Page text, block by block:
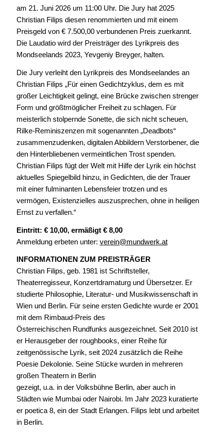
am 21. Juni 2026 um 11:00 Uhr. Die Jury hat 2025
Christian Filips diesen renommierten und mit einem
Preisgeld von € 7.500,00 verbundenen Preis zuerkannt.
Die Laudatio wird der Preisträger des Lyrikpreis des
Mondseelands 2023, Yevgeniy Breyger, halten.
Die Jury verleiht den Lyrikpreis des Mondseelandes an
Christian Filips „Für einen Gedichtzyklus, dem es mit
großer Leichtigkeit gelingt, eine Brücke zwischen strenger
Form und größtmöglicher Freiheit zu schlagen. Für
meisterlich stolpernde Sonette, die sich nicht scheuen,
Rilke-Reminiszenzen mit sogenannten „Deadbots“
zusammenzudenken, digitalen Abbildern Verstorbener, die
den Hinterbliebenen vermeintlichen Trost spenden.
Christian Filips fügt der Welt mit Hilfe der Lyrik ein höchst
aktuelles Spiegelbild hinzu, in Gedichten, die der Trauer
mit einer fulminanten Lebensfeier trotzen und es
vermögen, Existenzielles auszusprechen, ohne in heiligen
Ernst zu verfallen.“
Eintritt: € 10,00, ermäßigt € 8,00
Anmeldung erbeten unter: verein@mundwerk.at
INFORMATIONEN ZUM PREISTRÄGER
Christian Filips, geb. 1981 ist Schriftsteller,
Theaterregisseur, Konzertdramaturg und Übersetzer. Er
studierte Philosophie, Literatur- und Musikwissenschaft in
Wien und Berlin. Für seine ersten Gedichte wurde er 2001
mit dem Rimbaud-Preis des
Österreichischen Rundfunks ausgezeichnet. Seit 2010 ist
er Herausgeber der roughbooks, einer Reihe für
zeitgenössische Lyrik, seit 2024 zusätzlich die Reihe
Poesie Dekolonie. Seine Stücke wurden in mehreren
großen Theatern in Berlin
gezeigt, u.a. in der Volksbühne Berlin, aber auch in
Städten wie Mumbai oder Nairobi. Im Jahr 2023 kuratierte
er poetica 8, ein der Stadt Erlangen. Filips lebt und arbeitet
in Berlin.